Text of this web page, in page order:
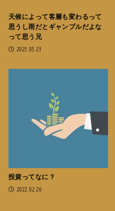
天候によって客層も変わるって
思うし雨だとギャンブルだよな
って思う兄
2023.05.23
投資ってなに？
2022.02.26